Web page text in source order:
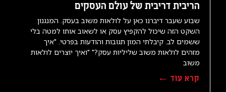
הריבית דריבית של עולם העסקים
שבוע שעבר דיברנו כאן על לולאות משוב בעסק. המנגנון
השקט הזה שיכול להקפיץ עסק או לשאוב אותו למטה בלי
ששמים לב. קיבלתי המון תגובות והודעות בפרטי. "איך
מזהים לולאות משוב שליליות עסק?" "ואיך יוצרים לולאות
משוב
קרא עוד ←